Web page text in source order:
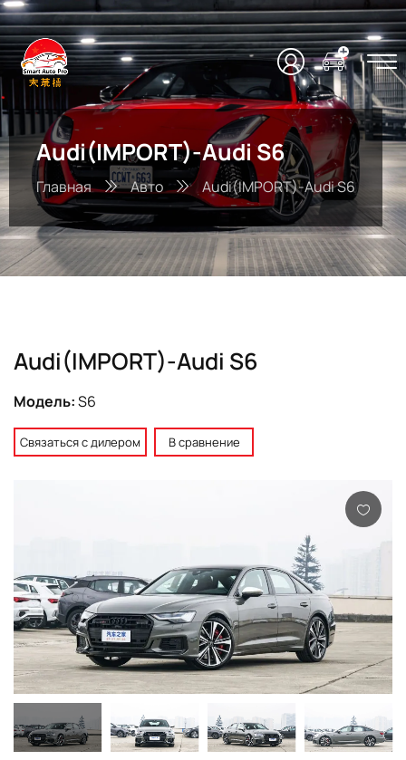
Audi(IMPORT)-Audi S6
Главная Авто Audi(IMPORT)-Audi S6
Audi(IMPORT)-Audi S6
Модель:S6
Связаться с дилером В сравнение